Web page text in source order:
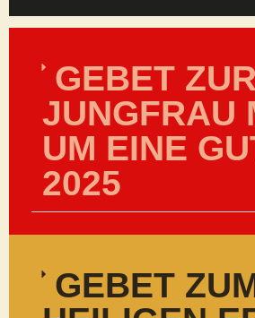
GEBET ZUR
JUNGFRAU
UM EINE
2025
GEBET